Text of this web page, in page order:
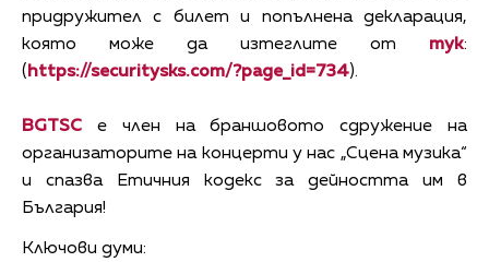
придружител с билет и попълнена декларация,
която може да изтеглите от тук:
( https://securitysks.com/?page_id=734).
BGTSC е член на браншовото сдружение на
организаторите на концерти у нас „Сцена музика“
и спазва Етичния кодекс за дейността им в
България!
Ключови думи: